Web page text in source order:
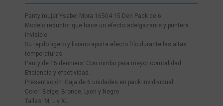
Panty mujer Ysabel Mora 16504 15 Den Pack de 6
Modelo reductor que hace un efecto adelgazante y puntera
invisible.
Su tejido ligero y liviano aporta efecto frío durante las altas
temperaturas.
Panty de 15 denniers. Con rombo para mayor comodidad.
Eficiencia y efectividad.
Presentación: Caja de 6 unidades en pack invidividual
Color: Beige, Bronce, Lyon y Negro
Tallas: M, L y XL